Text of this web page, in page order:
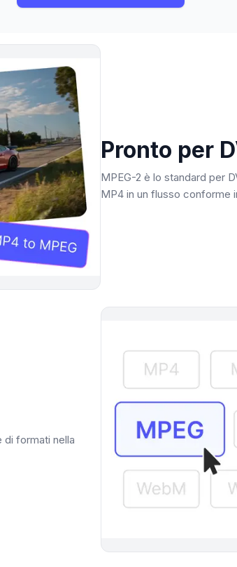
Pronto per
MPEG-2 è lo standard per
MP4 in un flusso conforme
di formati nella